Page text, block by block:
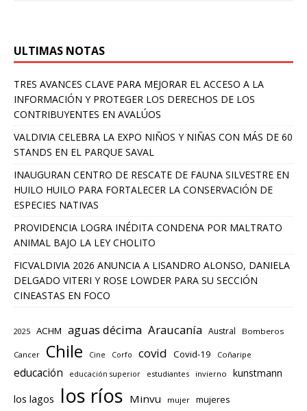
ULTIMAS NOTAS
TRES AVANCES CLAVE PARA MEJORAR EL ACCESO A LA
INFORMACIÓN Y PROTEGER LOS DERECHOS DE LOS
CONTRIBUYENTES EN AVALÚOS
VALDIVIA CELEBRA LA EXPO NIÑOS Y NIÑAS CON MÁS DE 60
STANDS EN EL PARQUE SAVAL
INAUGURAN CENTRO DE RESCATE DE FAUNA SILVESTRE EN
HUILO HUILO PARA FORTALECER LA CONSERVACIÓN DE
ESPECIES NATIVAS
PROVIDENCIA LOGRA INÉDITA CONDENA POR MALTRATO
ANIMAL BAJO LA LEY CHOLITO
FICVALDIVIA 2026 ANUNCIA A LISANDRO ALONSO, DANIELA
DELGADO VITERI Y ROSE LOWDER PARA SU SECCIÓN
CINEASTAS EN FOCO
2025 ACHM aguas décima Araucanía Austral Bomberos
Cancer Chile Cine Corfo covid Covid-19 Coñaripe
educación educación superior estudiantes invierno kunstmann
los lagos los ríos Minvu mujer mujeres